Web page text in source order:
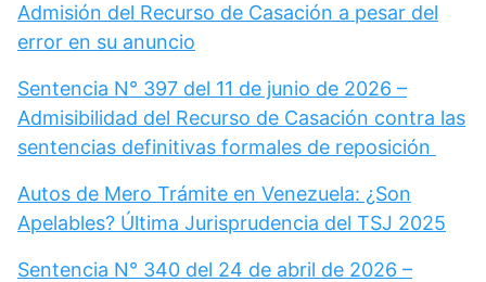
Admisión del Recurso de Casación a pesar del
error en su anuncio
Sentencia N° 397 del 11 de junio de 2026 –
Admisibilidad del Recurso de Casación contra las
sentencias definitivas formales de reposición
Autos de Mero Trámite en Venezuela: ¿Son
Apelables? Última Jurisprudencia del TSJ 2025
Sentencia N° 340 del 24 de abril de 2026 –